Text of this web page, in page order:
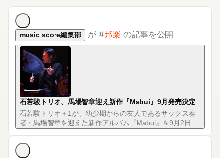
music score編集部
石若駿トリオ、馬場智章迎え新作『Mabui』9月発売決定
石若駿トリオ＋1が、幼少期からの友人であるサックス奏
者・馬場智章を迎えた新作アルバム『Mabui』を9月2日に
発売。全国ホールツアーも決定した。
music score編集部